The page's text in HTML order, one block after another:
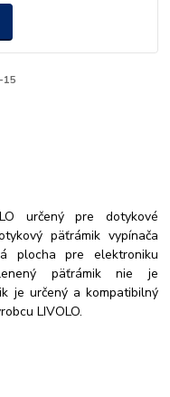
15
určený pre dotykové
päťrámik vypínača
plocha pre elektroniku
päťrámik nie je
je určený a kompatibilný
LIVOLO.